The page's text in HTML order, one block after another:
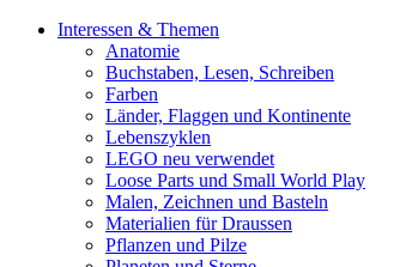
Interessen & Themen
Anatomie
Buchstaben, Lesen, Schreiben
Farben
Länder, Flaggen und Kontinente
Lebenszyklen
LEGO neu verwendet
Loose Parts und Small World Play
Malen, Zeichnen und Basteln
Materialien für Draussen
Pflanzen und Pilze